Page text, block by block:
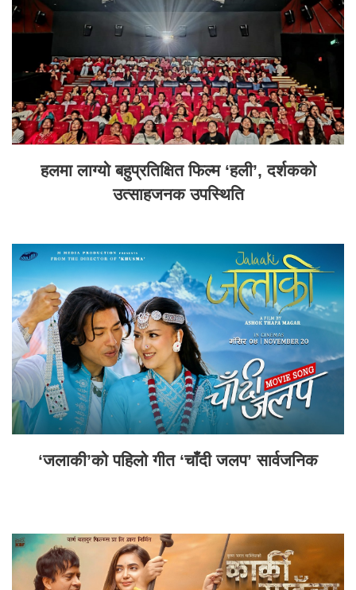
हलमा लाग्यो बहुप्रतिक्षित फिल्म ‘हली’, दर्शकको
उत्साहजनक उपस्थिति
‘जलाकी’को पहिलो गीत ‘चाँदी जलप’ सार्वजनिक